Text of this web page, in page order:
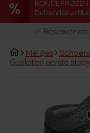
RONDE PRIJZEN
Duizenden🚛
✅ Réservez
📦 Livraison à
🚛
Meisjes
Gesloten eerste